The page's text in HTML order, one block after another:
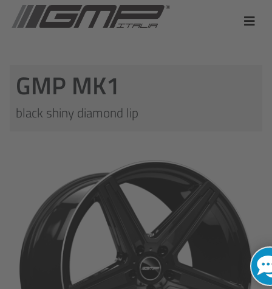
GMP MK1
black shiny diamond lip